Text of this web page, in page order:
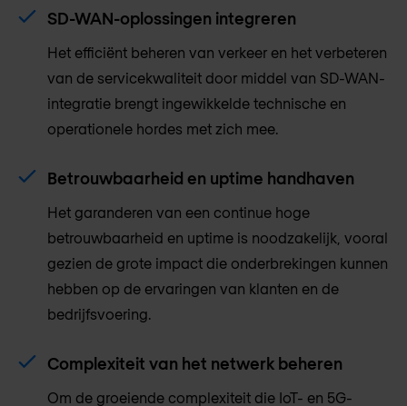
SD-WAN-oplossingen integreren
Het efficiënt beheren van verkeer en het verbeteren
van de servicekwaliteit door middel van SD-WAN-
integratie brengt ingewikkelde technische en
operationele hordes met zich mee.
Betrouwbaarheid en uptime handhaven
Het garanderen van een continue hoge
betrouwbaarheid en uptime is noodzakelijk, vooral
gezien de grote impact die onderbrekingen kunnen
hebben op de ervaringen van klanten en de
bedrijfsvoering.
Complexiteit van het netwerk beheren
Om de groeiende complexiteit die IoT- en 5G-